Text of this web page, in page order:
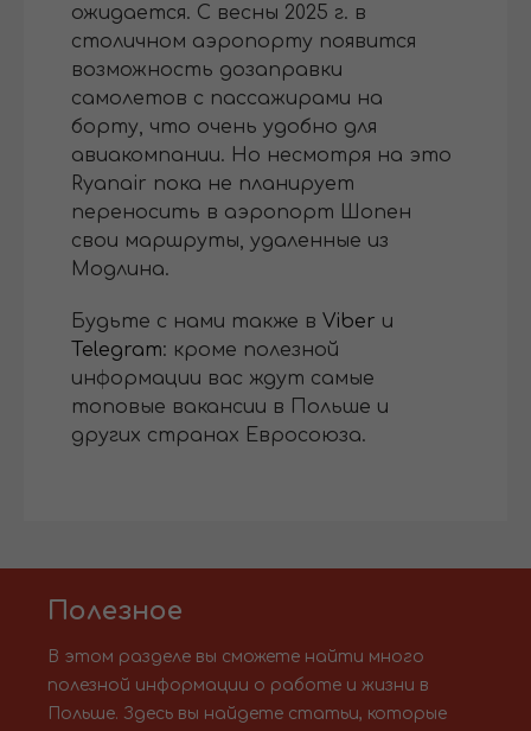
ожидается. С весны 2025 г. в
столичном аэропорту появится
возможность дозаправки
самолетов с пассажирами на
борту, что очень удобно для
авиакомпании. Но несмотря на это
Ryanair пока не планирует
переносить в аэропорт Шопен
свои маршруты, удаленные из
Модлина.
Будьте с нами также в Viber и
Telegram: кроме полезной
информации вас ждут самые
топовые вакансии в Польше и
других странах Евросоюза.
Полезное
В этом разделе вы сможете найти много
полезной информации о работе и жизни в
Польше. Здесь вы найдете статьи, которые